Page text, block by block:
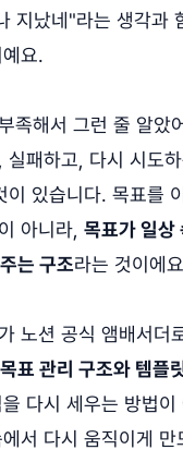
지났네"라는 생각과
요.
족해서 그런 줄 알았
실패하고, 다시 시도
이 있습니다. 목표를
아니라, 목표가 일상
는 구조라는 것이에
노션 공식 앰배서더
표 관리 구조와 템플
다시 세우는 방법이
서 다시 움직이게 만